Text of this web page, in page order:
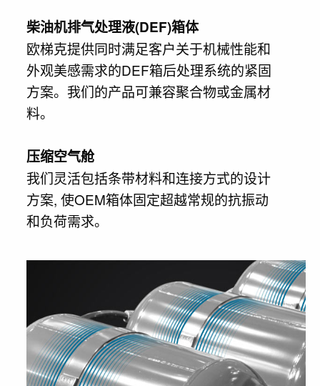
柴油机排气处理液(DEF)箱体
欧梯克提供同时满足客户关于机械性能和
外观美感需求的DEF箱后处理系统的紧固
方案。我们的产品可兼容聚合物或金属材
料。
压缩空气舱
我们灵活包括条带材料和连接方式的设计
方案, 使OEM箱体固定超越常规的抗振动
和负荷需求。